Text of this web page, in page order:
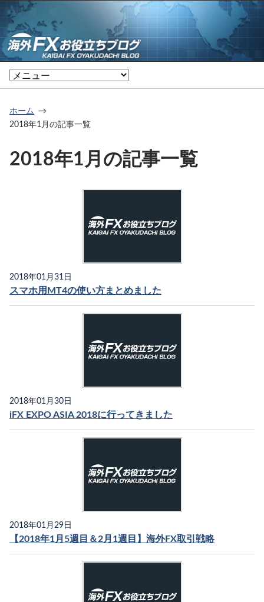
ホーム
2018年1月の記事一覧
2018年1月の記事一覧
2018年01月31日
スマホ用MT4の使い方まとめました
2018年01月30日
iFX EXPO ASIA 2018に行ってきました
2018年01月29日
【2018年1月5週目＆2月1週目】海外FX取引戦略